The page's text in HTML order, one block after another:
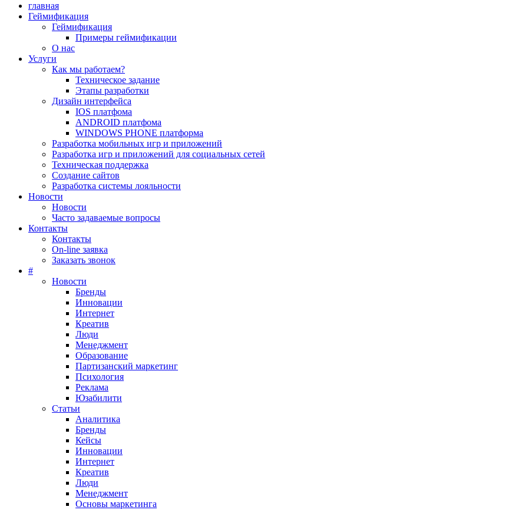
главная
Геймификация
Геймификация
Примеры геймификации
О нас
Услуги
Как мы работаем?
Техническое задание
Этапы разработки
Дизайн интерфейса
IOS платфома
ANDROID платфома
WINDOWS PHONE платформа
Разработка мобильных игр и приложений
Разработка игр и приложений для социальных сетей
Техническая поддержка
Создание сайтов
Разработка системы лояльности
Новости
Новости
Часто задаваемые вопросы
Контакты
Контакты
On-line заявка
Заказать звонок
#
Новости
Бренды
Инновации
Интернет
Креатив
Люди
Менеджмент
Образование
Партизанский маркетинг
Психология
Реклама
Юзабилити
Статьи
Аналитика
Бренды
Кейсы
Инновации
Интернет
Креатив
Люди
Менеджмент
Основы маркетинга